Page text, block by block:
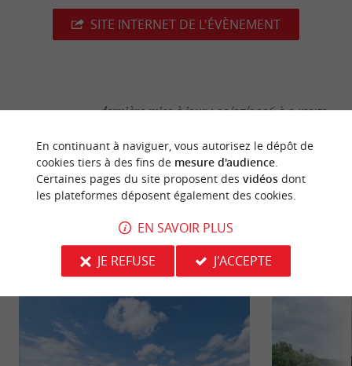
SITE INTERNET DE L'ÉVÈNEMENT
dernière mise à jour :29/07/2026 à 04:19:51
Source :Sirtaqui -Crédit photo :Raymond Vaillier -CC
BY-NC-ND 4.0
NOUS AVONS TESTÉPOUR VOUS
En continuant à naviguer, vous autorisez le dépôt de
cookies tiers à des fins de mesure d'audience.
Certaines pages du site proposent des vidéosdont
les plateformes déposent également des cookies.
EN SAVOIR PLUS
JE REFUSE
J'ACCEPTE